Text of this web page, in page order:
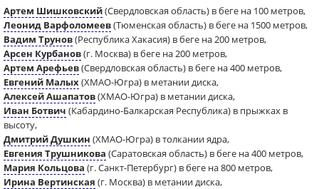
Артем Шишковский(Свердловская область) в беге на 100 метров,
Леонид Варфоломеев(Тюменская область) в беге на 1500 метров,
Вадим Трунов(Республика Хакасия) в беге на 200 метров,
Арсен Курбанов(г. Москва) в беге на 200 метров,
Артем Арефьев(Свердловская область) в беге на 400 метров,
Евгений Малых(ХМАО-Югра) в метании диска,
Алексей Ашапатов(ХМАО-Югра) в метании диска,
Иван Ботвич (Кабардино-Балкарская Республика) в прыжках в
высоту,
Дмитрий Душкин (ХМАО-Югра) в толкании ядра,
Евгения Трушникова (Саратовская область) в беге на 400 метров,
Мария Кольцова (г. Санкт-Петербург) в беге на 800 метров,
Ирина Вертинская (г. Москва) в метании диска,